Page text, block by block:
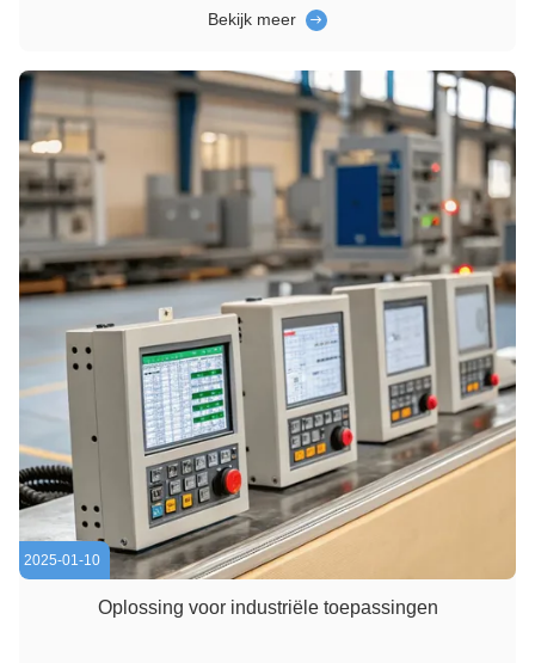
oplossingen voor detectormeterapparaten.en energiezuinige
prestaties in verschillende ...
Bekijk meer
2025-01-10
Oplossing voor industriële toepassingen